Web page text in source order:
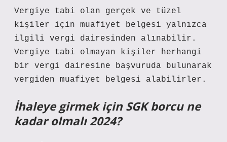
Vergiye tabi olan gerçek ve tüzel
kişiler için muafiyet belgesi yalnızca
ilgili vergi dairesinden alınabilir.
Vergiye tabi olmayan kişiler herhangi
bir vergi dairesine başvuruda bulunarak
vergiden muafiyet belgesi alabilirler.
İhaleye girmek için SGK borcu ne
kadar olmalı 2024?